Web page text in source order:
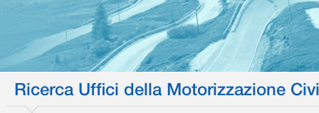
Ricerca Uffici della Motorizzazione